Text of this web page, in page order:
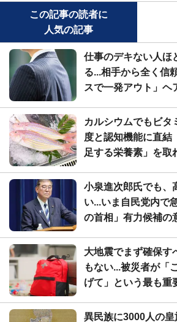
この記事の読者に
人気の記事
仕事のデキない人ほ
る...相手から全く信
スで一発アウト」ヘ
カルシウムでもビタ
度と認知機能に直結
足する栄養素」を取
小泉進次郎氏でも、
い...いま自民党内で
の首相」有力候補の
大地震でまず確保す
もない...被災者が「
げて」という最も重
異民族に3000人の